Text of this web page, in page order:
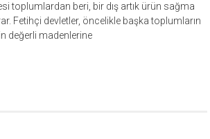
toplumlardan beri, bir dış artık ürün sağma
Fetihçi devletler, öncelikle başka toplumların
değerli madenlerine